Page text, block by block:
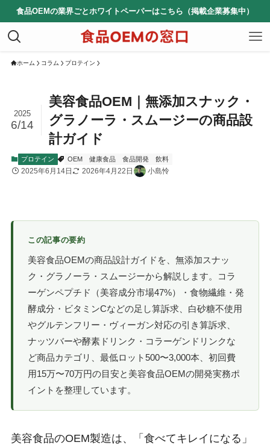
食品OEMの業界ごとホワイトペーパーはこちら（掲載企業募集中）
ホーム コラム プロテイン
美容食品OEM｜無添加スナック・
グラノーラ・スムージーの商品設
計ガイド
2025
6/14
プロテイン OEM 健康食品 食品開発 飲料
2025年6月14日 2026年4月22日 小島怜
この記事の要約
美容食品OEMの商品設計ガイドを、無添加スナッ
ク・グラノーラ・スムージーから解説します。コラ
ーゲンペプチド（美容成分市場47%）・食物繊維・発
酵成分・ビタミンCなどの足し算訴求、白砂糖不使用
やグルテンフリー・ヴィーガン対応の引き算訴求、
ナッツバーや酵素ドリンク・コラーゲンドリンクな
ど商品カテゴリ、最低ロット500〜3,000本、初回費
用15万〜70万円の目安と美容食品OEMの開発実務ポ
イントを整理しています。
美容食品のOEM製造は、「食べてキレイになる」